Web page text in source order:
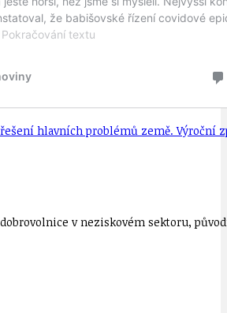
hlavních problémů země. Výroční
dobrovolnice v neziskovém sektoru,